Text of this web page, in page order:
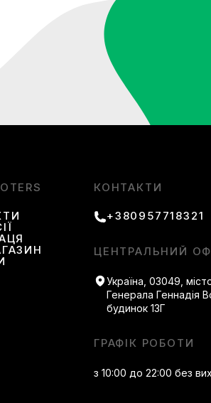
погоди рекомендується віддавати
деталями для більшої зручності.
отримує підтримку на всіх етапах
Повернення або обмін можливе,
КОНТАКТИ
+380957718321
ЦЕНТРАЛЬНИЙ
Україна, 03049,
Генерала Геннадія
будинок 13Г
ГРАФІК РОБОТИ
з 10:00 до 22:00 без